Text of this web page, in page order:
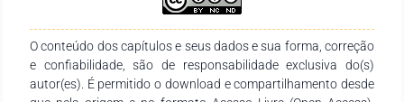
Expressamos nossa profunda gratidão aos autores pelo
empenho, comprometimento e dedicação na concepção e
finalização desta obra. Esperamos que ela se consolide como
um recurso didático-pedagógico valioso, atendendo às
necessidades de estudantes, docentes de todos os níveis de
O conteúdo dos capítulos e seus dados e sua forma, correção
e confiabilidade, são de responsabilidade exclusiva do(s)
autor(es). É permitido o download e compartilhamento desde